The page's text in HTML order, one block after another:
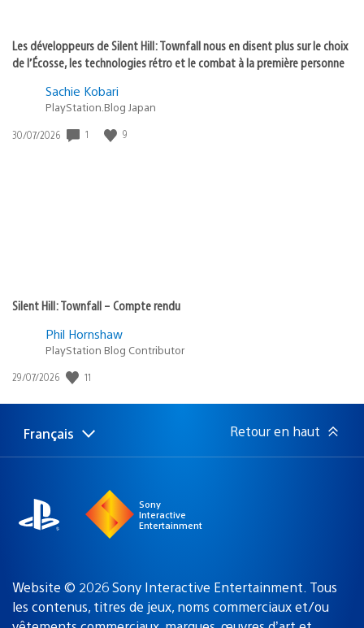
Les développeurs de Silent Hill: Townfall nous en disent plus sur le choix
de l’Écosse, les technologies rétro et le combat à la première personne
Sachie Kobari
PlayStation.Blog Japan
Date
30/07/2026 1 9
Silent Hill: Townfall – Compte rendu
Phil Hornshaw
PlayStation Blog Contributor
Date
publication
29/07/2026 11
Choisir
Région
Français Retour en haut
Sony
Interactive
Entertainment
Website © 2026 Sony Interactive Entertainment. Tous
les contenus, titres de jeux, noms commerciaux et/ou